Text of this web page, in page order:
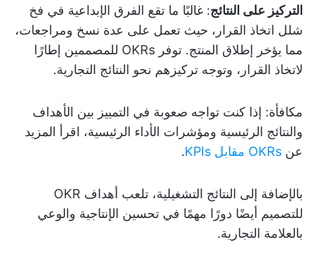
التركيز على النتائج: غالبًا ما تقع الفرق الإبداعية في فخ
شلل اتخاذ القرار، حيث تعمل على عدة نسخ ومراجعات،
مما يؤخر إطلاق المنتج. توفر OKRs للمصممين إطارًا
لاتخاذ القرار، وتوجه تركيزهم نحو النتائج التجارية.
مكافأة: إذا كنت تواجه صعوبة في التمييز بين الأهداف
والنتائج الرئيسية ومؤشرات الأداء الرئيسية، اقرأ المزيد
عن OKRs مقابل KPIs .
بالإضافة إلى النتائج التشغيلية، تلعب أهداف OKR
للتصميم أيضًا دورًا مهمًا في تحسين الإنتاجية والوعي
بالعلامة التجارية.